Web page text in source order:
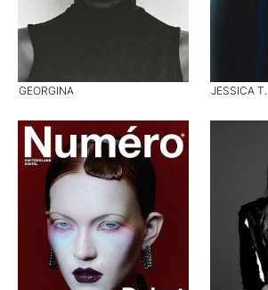
GEORGINA JESSICA T.